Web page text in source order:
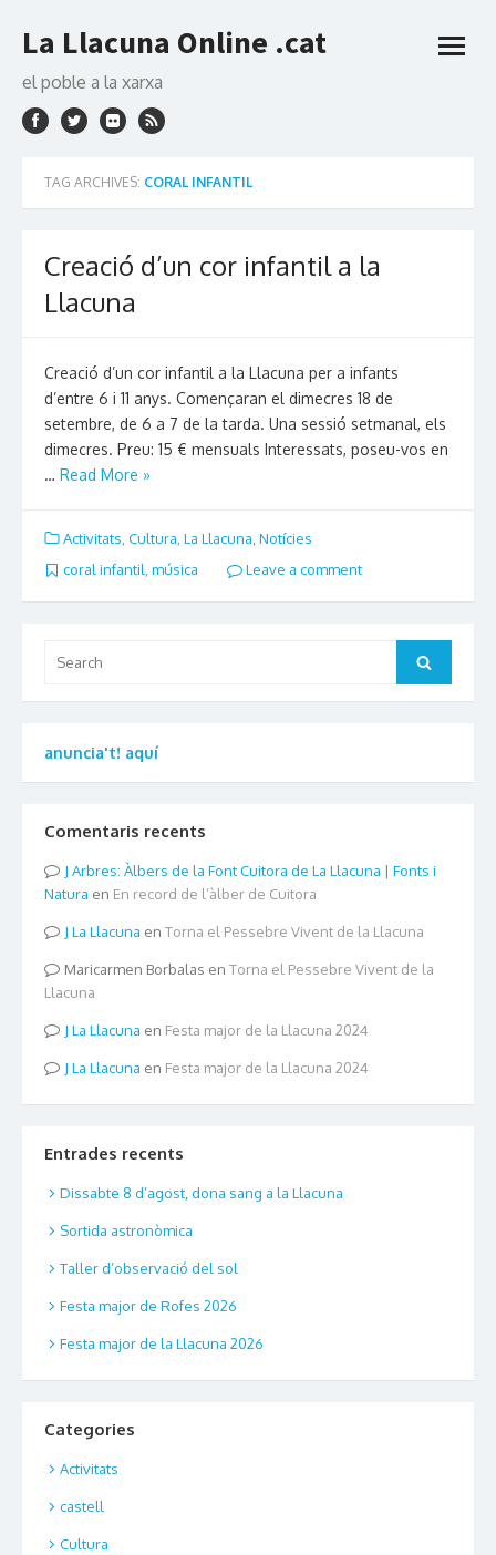
to
La Llacuna Online .cat
el poble a la xarxa
open
TAG ARCHIVES: CORAL INFANTIL
Creació d’un cor infantil a la
Llacuna
Creació d’un cor infantil a la Llacuna per a infants
d’entre 6 i 11 anys. Començaran el dimecres 18 de
setembre, de 6 a 7 de la tarda. Una sessió setmanal, els
dimecres. Preu: 15 € mensuals Interessats, poseu-vos en
… Read More »
Activitats Cultura La Llacuna Notícies
coral infantil, música Leave a comment
for:
Search
anuncia't! aquí
Comentaris recents
Arbres: Àlbers de la Font Cuitora de La Llacuna | Fonts i
Natura en En record de l’àlber de Cuitora
La Llacuna en Torna el Pessebre Vivent de la Llacuna
Maricarmen Borbalas en Torna el Pessebre Vivent de la
Llacuna
La Llacuna en Festa major de la Llacuna 2024
La Llacuna en Festa major de la Llacuna 2024
Entrades recents
Dissabte 8 d’agost, dona sang a la Llacuna
Sortida astronòmica
Taller d’observació del sol
Festa major de Rofes 2026
Festa major de la Llacuna 2026
Categories
Activitats
castell
Cultura